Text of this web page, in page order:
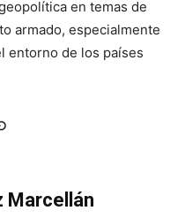
en temas de
armado, especialmente
entorno de los países
Marcellán